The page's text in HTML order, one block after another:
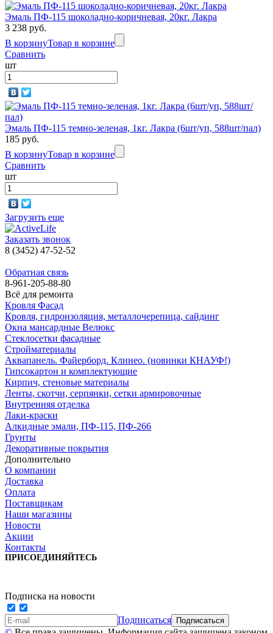
Эмаль ПФ-115 шоколадно-коричневая, 20кг. Лакра
3 238 руб.
В корзинуТовар в корзине
Сравнить
шт
Эмаль ПФ-115 темно-зеленая, 1кг. Лакра (6шт/уп, 588шт/пал)
185 руб.
В корзинуТовар в корзине
Сравнить
шт
Загрузить еще
Заказать звонок
8 (3452) 47-52-52
Обратная связь
8-961-205-88-80
Всё для ремонта
Кровля Фасад
Кровля, гидроизоляция, металлочерепица, сайдинг
Окна мансардные Велюкс
Стеклосетки фасадные
Стройматериалы
Аквапанель. Файерборд. Клинео. (новинки КНАУФ!)
Гипсокартон и комплектующие
Кирпич, стеновые материалы
Ленты, скотчи, серпянки, сетки армировочные
Внутренняя отделка
Лаки-краски
Алкидные эмали, ПФ-115, ПФ-266
Грунты
Декоративные покрытия
Дополнительно
О компании
Доставка
Оплата
Поставщикам
Наши магазины
Новости
Акции
Контакты
ПРИСОЕДИНЯЙТЕСЬ
Подписка на новости
Подписаться